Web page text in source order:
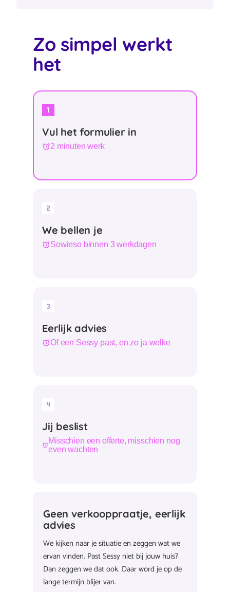
Zo simpel werkt
het
Vul het formulier in
2 minuten werk
We bellen je
Sowieso binnen 3 werkdagen
Eerlijk advies
Of een Sessy past, en zo ja welke
Jij beslist
Misschien een offerte, misschien nog
even wachten
Geen verkooppraatje, eerlijk
advies
We kijken naar je situatie en zeggen wat we
ervan vinden. Past Sessy niet bij jouw huis?
Dan zeggen we dat ook. Daar word je op de
lange termijn blijer van.